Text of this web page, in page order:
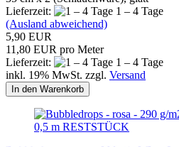
Lieferzeit:
1 – 4 Tage
(Ausland abweichend)
5,90 EUR
11,80 EUR pro Meter
Lieferzeit:
1 – 4 Tage
inkl. 19% MwSt. zzgl. Versand
In den Warenkorb